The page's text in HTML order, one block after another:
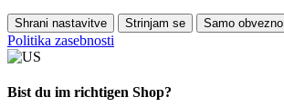
Shrani nastavitve Strinjam se Samo obvezno
Politika zasebnosti
Bist du im richtigen Shop?